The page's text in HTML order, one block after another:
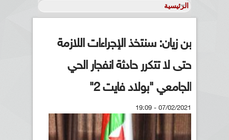
بن زيان: سنتخذ الإجراءات اللازمة
حتى لا تتكرر حادثة انفجار الحي
الجامعي "بولاد فايت 2"
07/02/2021 - 19:09